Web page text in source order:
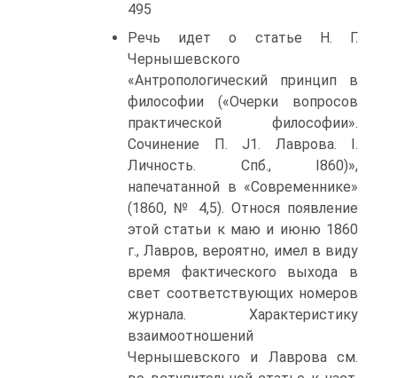
495
Речь идет о статье Н. Г.
Чернышевского
«Антропологический принцип в
философии («Очерки вопросов
практической философии».
Сочинение П. J1. Лаврова. I.
Личность. Спб., I860)»,
напечатанной в «Современнике»
(1860, № 4,5). Относя появление
этой статьи к маю и июню 1860
г., Лавров, вероятно, имел в виду
время фактического выхода в
свет соответствующих номеров
журнала. Характеристику
взаимоотношений
Чернышевского и Лаврова см.